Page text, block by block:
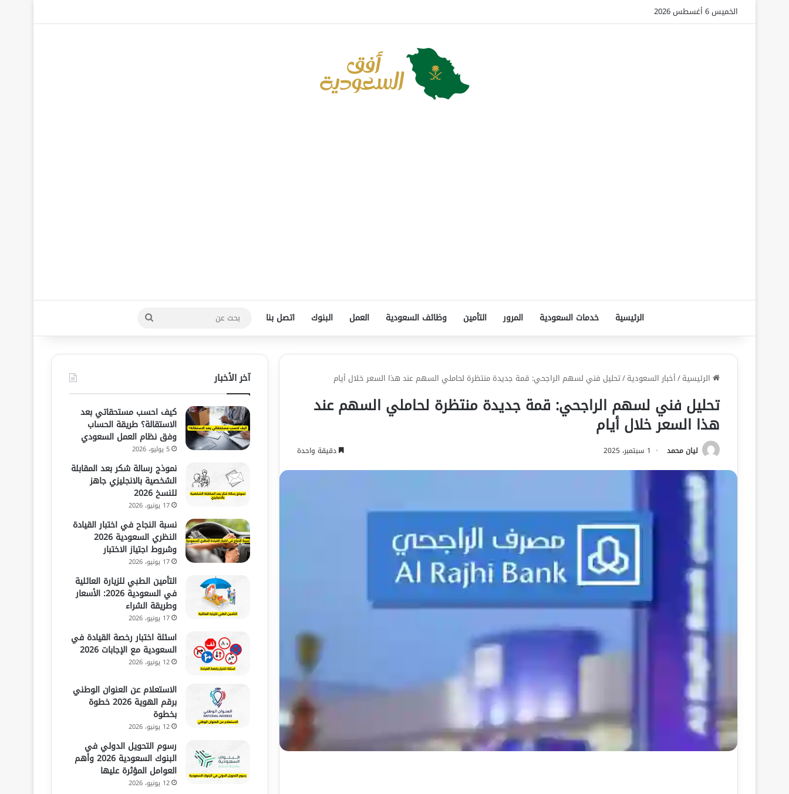
الخميس 6 أغسطس 2026
الرئيسية خدمات السعودية المرور التأمين وظائف السعودية العمل البنوك اتصل بنا
بحث
عن
الرئيسية/أخبار السعودية/تحليل فني لسهم الراجحي: قمة جديدة منتظرة لحاملي السهم عند هذا السعر خلال أيام
تحليل فني لسهم الراجحي: قمة جديدة منتظرة لحاملي السهم عند
هذا السعر خلال أيام
ليان محمد 1 سبتمبر، 2025 دقيقة واحدة
آخر الأخبار
كيف احسب مستحقاتي بعد
الاستقالة؟ طريقة الحساب
وفق نظام العمل السعودي
5 يوليو، 2026
نموذج رسالة شكر بعد المقابلة
الشخصية بالانجليزي جاهز
للنسخ 2026
17 يونيو، 2026
نسبة النجاح في اختبار القيادة
النظري السعودية 2026
وشروط اجتياز الاختبار
17 يونيو، 2026
التأمين الطبي للزيارة العائلية
في السعودية 2026: الأسعار
وطريقة الشراء
17 يونيو، 2026
اسئلة اختبار رخصة القيادة في
السعودية مع الإجابات 2026
12 يونيو، 2026
الاستعلام عن العنوان الوطني
برقم الهوية 2026 خطوة
بخطوة
12 يونيو، 2026
رسوم التحويل الدولي في
البنوك السعودية 2026 وأهم
العوامل المؤثرة عليها
12 يونيو، 2026